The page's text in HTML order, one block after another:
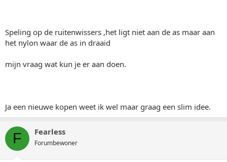
Speling op de ruitenwissers ,het ligt niet aan de as maar aan
het nylon waar de as in draaid
mijn vraag wat kun je er aan doen.
Ja een nieuwe kopen weet ik wel maar graag een slim idee.
F Fearless
Forumbewoner